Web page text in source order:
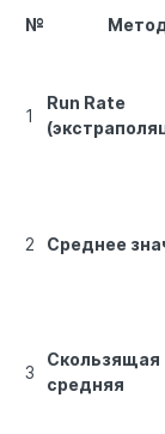
№
1
Run Rate
2 Среднее
3
Скользящая
средняя